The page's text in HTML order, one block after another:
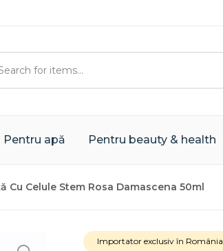
Pentru apă Pentru beauty & health
Cu Celule Stem Rosa Damascena 50ml
Importator exclusiv în România